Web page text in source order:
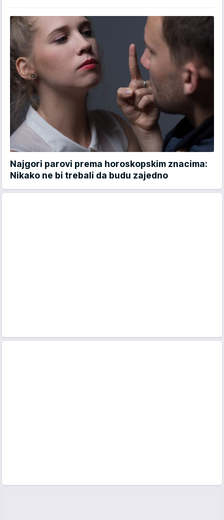
Najgori parovi prema horoskopskim znacima:
Nikako ne bi trebali da budu zajedno